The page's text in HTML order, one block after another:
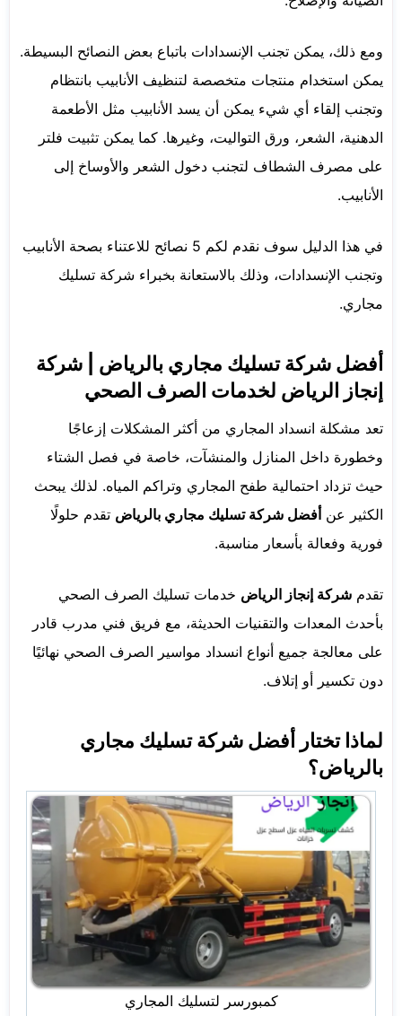
ومع ذلك، يمكن تجنب الإنسدادات باتباع بعض النصائح البسيطة.
يمكن استخدام منتجات متخصصة لتنظيف الأنابيب بانتظام
وتجنب إلقاء أي شيء يمكن أن يسد الأنابيب مثل الأطعمة
الدهنية، الشعر، ورق التواليت، وغيرها. كما يمكن تثبيت فلتر
على مصرف الشطاف لتجنب دخول الشعر والأوساخ إلى
الأنابيب.
في هذا الدليل سوف نقدم لكم 5 نصائح للاعتناء بصحة الأنابيب
وتجنب الإنسدادات، وذلك بالاستعانة بخبراء شركة تسليك
مجاري.
أفضل شركة تسليك مجاري بالرياض | شركة
إنجاز الرياض لخدمات الصرف الصحي
تعد مشكلة انسداد المجاري من أكثر المشكلات إزعاجًا
وخطورة داخل المنازل والمنشآت، خاصة في فصل الشتاء
حيث تزداد احتمالية طفح المجاري وتراكم المياه. لذلك يبحث
الكثير عن أفضل شركة تسليك مجاري بالرياض تقدم حلولًا
فورية وفعالة بأسعار مناسبة.
تقدم شركة إنجاز الرياض خدمات تسليك الصرف الصحي
بأحدث المعدات والتقنيات الحديثة، مع فريق فني مدرب قادر
على معالجة جميع أنواع انسداد مواسير الصرف الصحي نهائيًا
دون تكسير أو إتلاف.
لماذا تختار أفضل شركة تسليك مجاري
بالرياض؟
كمبورسر لتسليك المجاري